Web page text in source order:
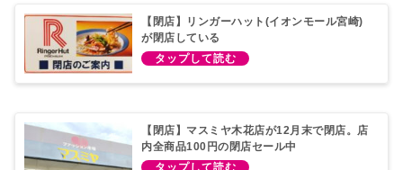
【閉店】リンガーハット(イオンモール宮崎)
が閉店している
【閉店】マスミヤ木花店が12月末で閉店。店
内全商品100円の閉店セール中